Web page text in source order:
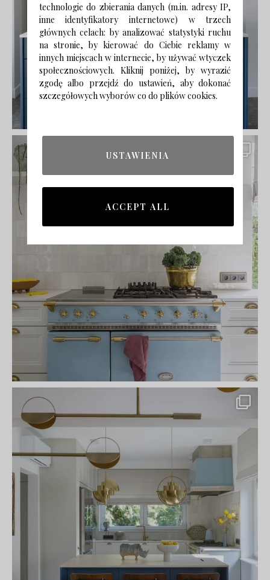
technologie do zbierania danych (m.in. adresy IP,
inne identyfikatory internetowe) w trzech
głównych celach: by analizować statystyki ruchu
na stronie, by kierować do Ciebie reklamy w
innych miejscach w internecie, by używać wtyczek
społecznościowych. Kliknij poniżej, by wyrazić
zgodę albo przejdź do ustawień, aby dokonać
szczegółowych wyborów co do plików cookies.
USTAWIENIA
ACCEPT ALL